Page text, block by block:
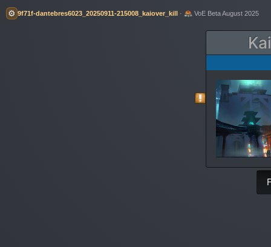
⚙️ 9f71f-dantebres6023_20250911-215008_kaiover_kill · VoE Beta August 2025